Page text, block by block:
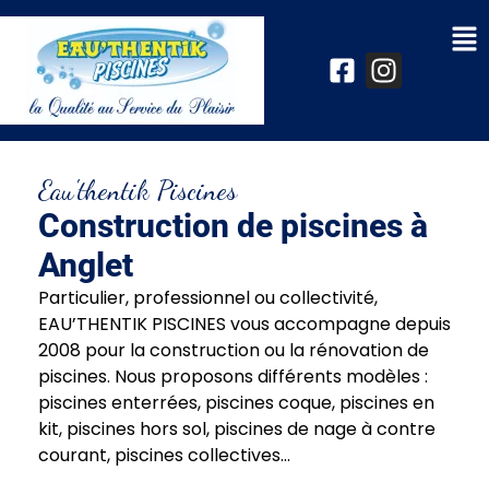
Eau'thentik Piscines
Construction de piscines à
Anglet
Particulier, professionnel ou collectivité,
EAU’THENTIK PISCINES vous accompagne depuis
2008 pour la construction ou la rénovation de
piscines. Nous proposons différents modèles :
piscines enterrées, piscines coque, piscines en
kit, piscines hors sol, piscines de nage à contre
courant, piscines collectives…